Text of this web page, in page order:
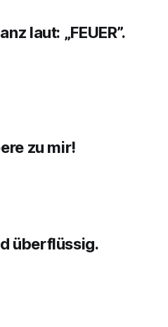
laut: „FEUER”.
zu mir!
überflüssig.